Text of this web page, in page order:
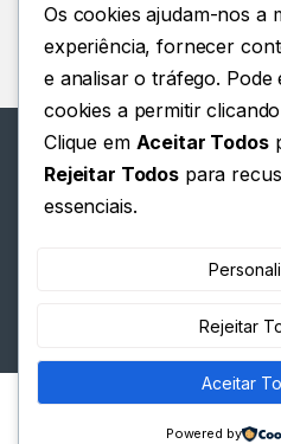
Tem alguma
+244 924
Os cookies ajudam-nos a
experiência, fornecer
e analisar o tráfego. Pode
cookies a permitir
Clique em Aceitar Todos
Rejeitar Todos para
essenciais.
Rejeitar
Aceitar
Powered by